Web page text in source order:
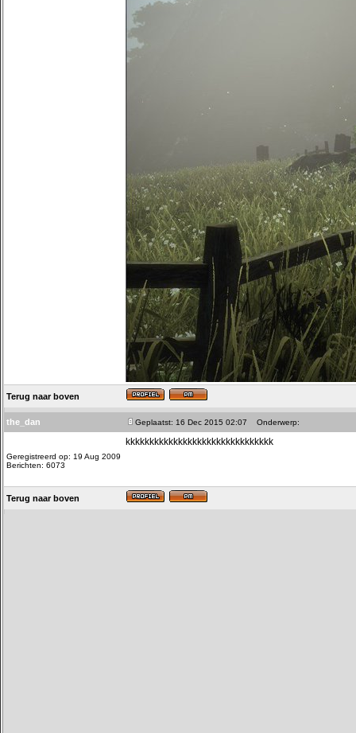
Terug naar boven
the_dan Geplaatst: 16 Dec 2015 02:07 Onderwerp:
Geregistreerd op: 19 Aug 2009
Berichten: 6073
kkkkkkkkkkkkkkkkkkkkkkkkkkkkkkk
Terug naar boven